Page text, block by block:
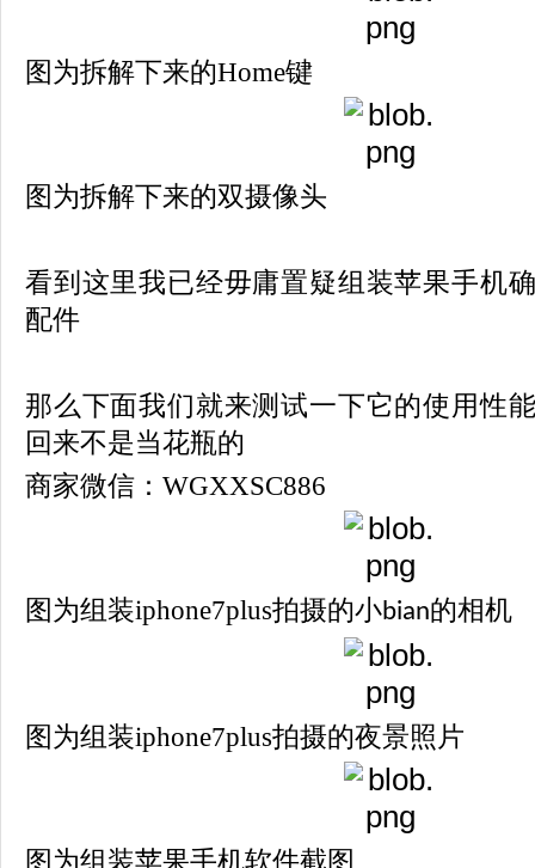
图为拆解下来的Home键
图为拆解下来的双摄像头
看到这里我已经毋庸置疑组装苹果手机
配件
那么下面我们就来测试一下它的使用性
回来不是当花瓶的
商家微信：WGXXSC886
图为组装iphone7plus拍摄的小bian的相机
图为组装iphone7plus拍摄的夜景照片
图为组装苹果手机软件截图